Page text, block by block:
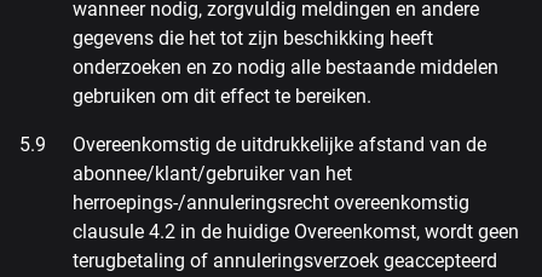
wanneer nodig, zorgvuldig meldingen en andere
gegevens die het tot zijn beschikking heeft
onderzoeken en zo nodig alle bestaande middelen
gebruiken om dit effect te bereiken.
Overeenkomstig de uitdrukkelijke afstand van de
abonnee/klant/gebruiker van het
herroepings-/annuleringsrecht overeenkomstig
clausule 4.2 in de huidige Overeenkomst, wordt geen
terugbetaling of annuleringsverzoek geaccepteerd